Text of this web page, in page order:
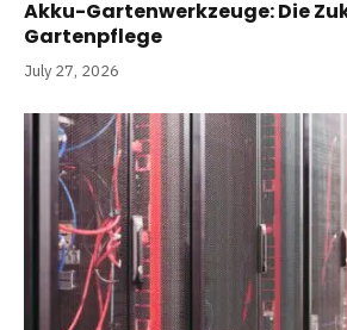
Akku-Gartenwerkzeuge: Die
Gartenpflege
July 27, 2026